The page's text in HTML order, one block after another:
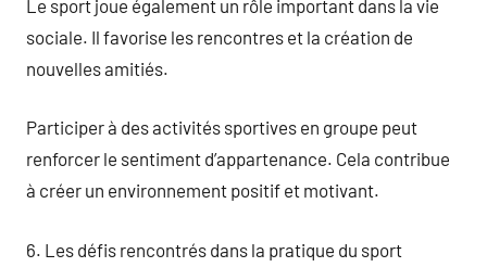
Le sport joue également un rôle important dans la vie
sociale. Il favorise les rencontres et la création de
nouvelles amitiés.
Participer à des activités sportives en groupe peut
renforcer le sentiment d’appartenance. Cela contribue
à créer un environnement positif et motivant.
6. Les défis rencontrés dans la pratique du sport